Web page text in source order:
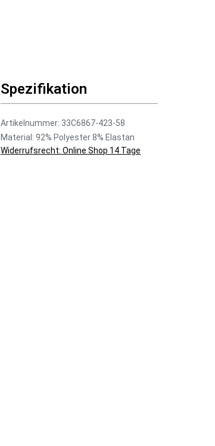
Spezifikation
Artikelnummer: 33C6867-423-58
Material: 92% Polyester 8% Elastan
Widerrufsrecht: Online Shop 14 Tage